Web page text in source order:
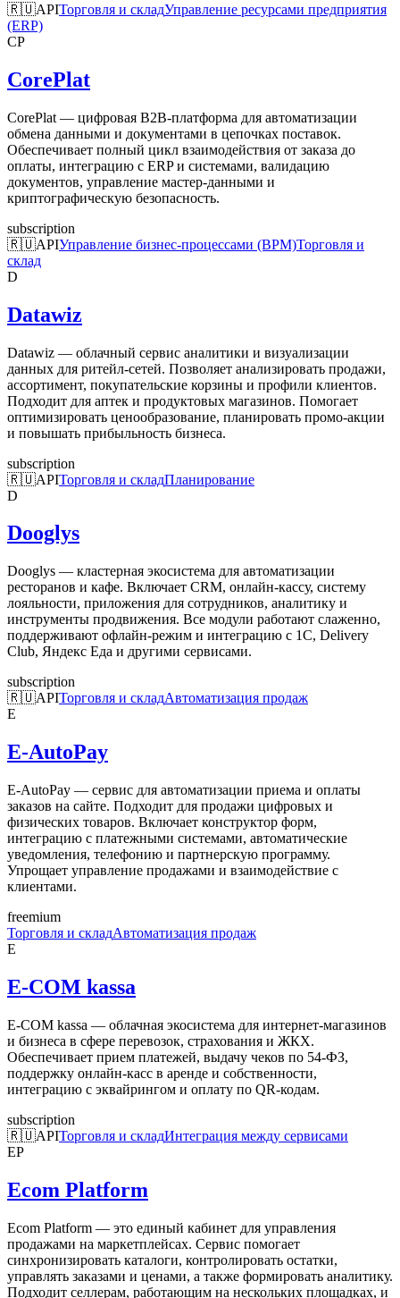
🇷🇺APIТорговля и складУправление ресурсами предприятия
(ERP)
CP
CorePlat
CorePlat — цифровая B2B-платформа для автоматизации
обмена данными и документами в цепочках поставок.
Обеспечивает полный цикл взаимодействия от заказа до
оплаты, интеграцию с ERP и системами, валидацию
документов, управление мастер-данными и
криптографическую безопасность.
subscription
🇷🇺APIУправление бизнес-процессами (BPM)Торговля и
склад
D
Datawiz
Datawiz — облачный сервис аналитики и визуализации
данных для ритейл-сетей. Позволяет анализировать продажи,
ассортимент, покупательские корзины и профили клиентов.
Подходит для аптек и продуктовых магазинов. Помогает
оптимизировать ценообразование, планировать промо-акции
и повышать прибыльность бизнеса.
subscription
🇷🇺APIТорговля и складПланирование
D
Dooglys
Dooglys — кластерная экосистема для автоматизации
ресторанов и кафе. Включает CRM, онлайн-кассу, систему
лояльности, приложения для сотрудников, аналитику и
инструменты продвижения. Все модули работают слаженно,
поддерживают офлайн-режим и интеграцию с 1С, Delivery
Club, Яндекс Еда и другими сервисами.
subscription
🇷🇺APIТорговля и складАвтоматизация продаж
E
E-AutoPay
E-AutoPay — сервис для автоматизации приема и оплаты
заказов на сайте. Подходит для продажи цифровых и
физических товаров. Включает конструктор форм,
интеграцию с платежными системами, автоматические
уведомления, телефонию и партнерскую программу.
Упрощает управление продажами и взаимодействие с
клиентами.
freemium
Торговля и складАвтоматизация продаж
E
E-COM kassa
E-COM kassa — облачная экосистема для интернет-магазинов
и бизнеса в сфере перевозок, страхования и ЖКХ.
Обеспечивает прием платежей, выдачу чеков по 54-ФЗ,
поддержку онлайн-касс в аренде и собственности,
интеграцию с эквайрингом и оплату по QR-кодам.
subscription
🇷🇺APIТорговля и складИнтеграция между сервисами
EP
Ecom Platform
Ecom Platform — это единый кабинет для управления
продажами на маркетплейсах. Сервис помогает
синхронизировать каталоги, контролировать остатки,
управлять заказами и ценами, а также формировать аналитику.
Подходит селлерам, работающим на нескольких площадках, и